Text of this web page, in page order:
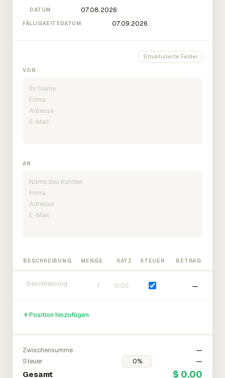
DATUM
FÄLLIGKEITSDATUM
Strukturierte Felder
VON
AN
BESCHREIBUNG MENGE SATZ STEUER BETRAG
—
Position hinzufügen
Zwischensumme
—
Steuer
—
Gesamt $ 0.00